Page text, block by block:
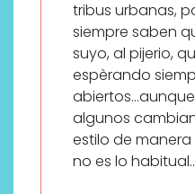
tribus urbanas,
siempre saben
suyo, al pijerio,
espèrando
algunos
estilo de
no es lo